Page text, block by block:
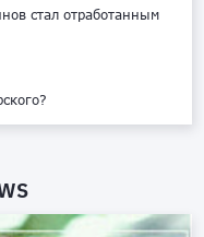
стал отработанным